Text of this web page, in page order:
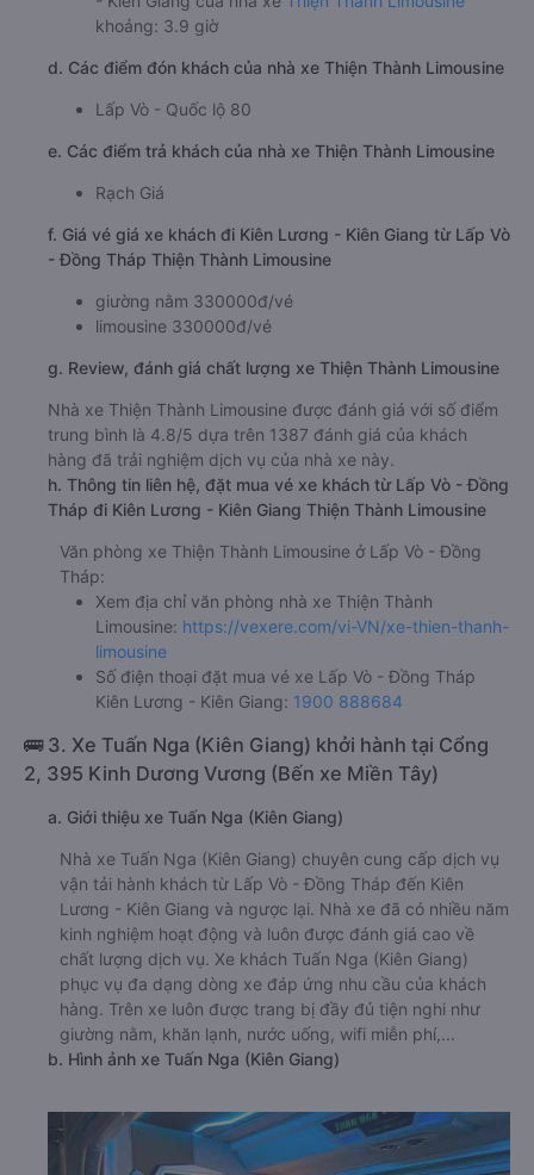
khoảng: 3.9 giờ
d. Các điểm đón khách của nhà xe Thiện Thành Limousine
Lấp Vò - Quốc lộ 80
e. Các điểm trả khách của nhà xe Thiện Thành Limousine
Rạch Giá
f. Giá vé giá xe khách đi Kiên Lương - Kiên Giang từ Lấp Vò
- Đồng Tháp Thiện Thành Limousine
giường nằm 330000đ/vé
limousine 330000đ/vé
g. Review, đánh giá chất lượng xe Thiện Thành Limousine
Nhà xe Thiện Thành Limousine được đánh giá với số điểm
trung bình là 4.8/5 dựa trên 1387 đánh giá của khách
hàng đã trải nghiệm dịch vụ của nhà xe này.
h. Thông tin liên hệ, đặt mua vé xe khách từ Lấp Vò - Đồng
Tháp đi Kiên Lương - Kiên Giang Thiện Thành Limousine
Văn phòng xe Thiện Thành Limousine ở Lấp Vò - Đồng
Tháp:
Xem địa chỉ văn phòng nhà xe Thiện Thành
Limousine: https://vexere.com/vi-VN/xe-thien-thanh-
limousine
Số điện thoại đặt mua vé xe Lấp Vò - Đồng Tháp
Kiên Lương - Kiên Giang: 1900 888684
🚌 3. Xe Tuấn Nga (Kiên Giang) khởi hành tại Cổng
2, 395 Kinh Dương Vương (Bến xe Miền Tây)
a. Giới thiệu xe Tuấn Nga (Kiên Giang)
Nhà xe Tuấn Nga (Kiên Giang) chuyên cung cấp dịch vụ
vận tải hành khách từ Lấp Vò - Đồng Tháp đến Kiên
Lương - Kiên Giang và ngược lại. Nhà xe đã có nhiều năm
kinh nghiệm hoạt động và luôn được đánh giá cao về
chất lượng dịch vụ. Xe khách Tuấn Nga (Kiên Giang)
phục vụ đa dạng dòng xe đáp ứng nhu cầu của khách
hàng. Trên xe luôn được trang bị đầy đủ tiện nghi như
giường nằm, khăn lạnh, nước uống, wifi miễn phí,...
b. Hình ảnh xe Tuấn Nga (Kiên Giang)